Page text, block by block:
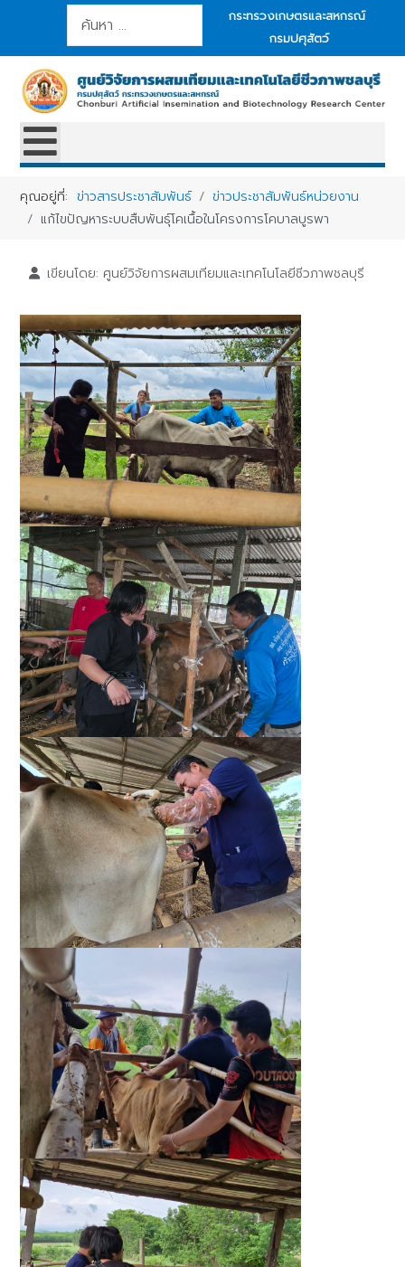
การค้นหา
กระทรวงเกษตรและสหกรณ์
กรมปศุสัตว์
คุณอยู่ที่:ข่าวสารประชาสัมพันธ์
ข่าวประชาสัมพันธ์หน่วยงาน
แก้ไขปัญหาระบบสืบพันธุ์โคเนื้อในโครงการโคบาลบูรพา
เขียนโดย: ศูนย์วิจัยการผสมเทียมและเทคโนโลยีชีวภาพชลบุรี